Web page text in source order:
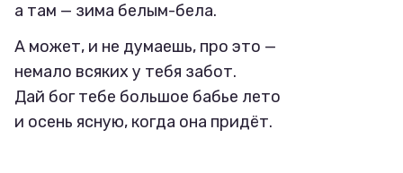
а там — зима белым-бела.
А может, и не думаешь, про это —
немало всяких у тебя забот.
Дай бог тебе большое бабье лето
и осень ясную, когда она придёт.